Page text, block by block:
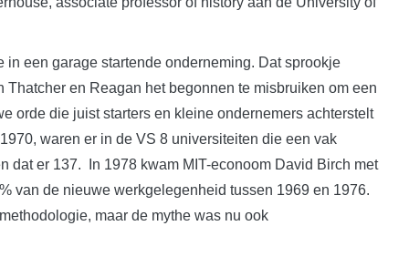
een garage startende onderneming. Dat sprookje
en Reagan het begonnen te misbruiken om een
orde die juist starters en kleine ondernemers achterstelt
waren er in de VS 8 universiteiten die een vak
dat er 137. In 1978 kwam MIT-econoom David Birch met
van de nieuwe werkgelegenheid tussen 1969 en 1976.
maar de mythe was nu ook